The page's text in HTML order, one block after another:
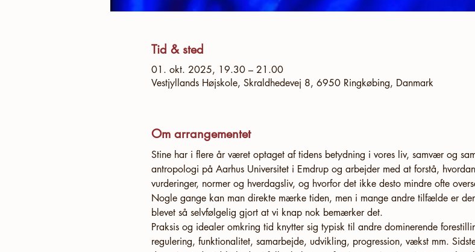
Tid & sted
01. okt. 2025, 19.30 – 21.00
Vestjyllands Højskole, Skraldhedevej 8, 6950 Ringkøbing, Danmark
Om arrangementet
Stine har i flere år været optaget af tidens betydning i vores liv, samvær og
antropologi på Aarhus Universitet i Emdrup og arbejder med at forstå,
vurderinger, normer og hverdagsliv, og hvorfor det ikke desto mindre ofte
Nogle gange kan man direkte mærke tiden, men i mange andre tilfælde er
blevet så selvfølgelig gjort at vi knap nok bemærker det.
Praksis og idealer omkring tid knytter sig typisk til andre dominerende
regulering, funktionalitet, samarbejde, udvikling, progression, vækst mm.